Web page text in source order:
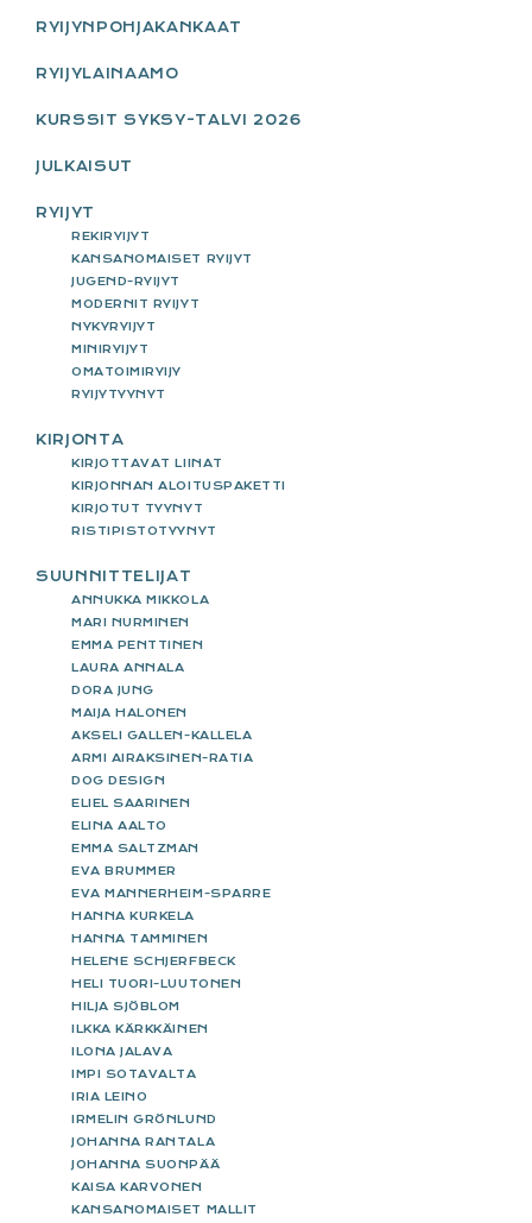
SIDEBAR
RYIJYNPOHJAKANKAAT
RYIJYLAINAAMO
KURSSIT SYKSY-TALVI 2026
JULKAISUT
RYIJYT
REKIRYIJYT
KANSANOMAISET RYIJYT
JUGEND-RYIJYT
MODERNIT RYIJYT
NYKYRYIJYT
MINIRYIJYT
OMATOIMIRYIJY
RYIJYTYYNYT
KIRJONTA
KIRJOTTAVAT LIINAT
KIRJONNAN ALOITUSPAKETTI
KIRJOTUT TYYNYT
RISTIPISTOTYYNYT
SUUNNITTELIJAT
ANNUKKA MIKKOLA
MARI NURMINEN
EMMA PENTTINEN
LAURA ANNALA
DORA JUNG
MAIJA HALONEN
AKSELI GALLEN-KALLELA
ARMI AIRAKSINEN-RATIA
DOG DESIGN
ELIEL SAARINEN
ELINA AALTO
EMMA SALTZMAN
EVA BRUMMER
EVA MANNERHEIM-SPARRE
HANNA KURKELA
HANNA TAMMINEN
HELENE SCHJERFBECK
HELI TUORI-LUUTONEN
HILJA SJÖBLOM
ILKKA KÄRKKÄINEN
ILONA JALAVA
IMPI SOTAVALTA
IRIA LEINO
IRMELIN GRÖNLUND
JOHANNA RANTALA
JOHANNA SUONPÄÄ
KAISA KARVONEN
KANSANOMAISET MALLIT